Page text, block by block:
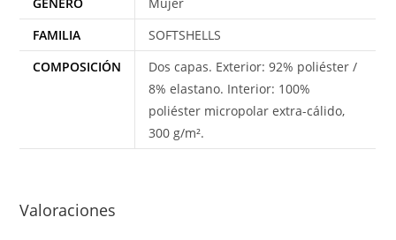
FAMILIA
SOFTSHELLS
COMPOSICIÓN
Dos capas. Exterior: 92% poliéster /
8% elastano. Interior: 100%
poliéster micropolar extra-cálido,
300 g/m².
Valoraciones